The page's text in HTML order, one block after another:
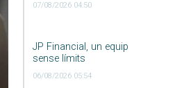
07/08/2026 04:50
JP Financial, un equip
sense límits
06/08/2026 05:54